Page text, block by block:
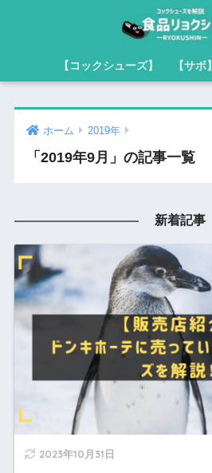
【コックシューズ】 【サボ】
ホーム 2019年
「2019年9月」の記事一覧
新着記事
2023年10月31日